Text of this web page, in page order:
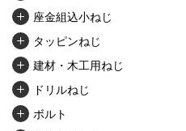
座金組込小ねじ
タッピンねじ
建材・木工用ねじ
ドリルねじ
ボルト